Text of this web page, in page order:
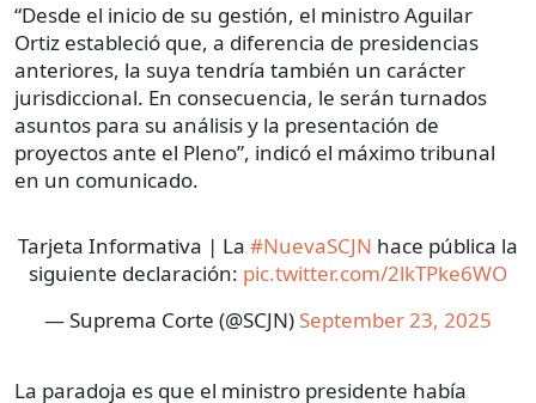
“Desde el inicio de su gestión, el ministro Aguilar
Ortiz estableció que, a diferencia de presidencias
anteriores, la suya tendría también un carácter
jurisdiccional. En consecuencia, le serán turnados
asuntos para su análisis y la presentación de
proyectos ante el Pleno”, indicó el máximo tribunal
en un comunicado.
Tarjeta Informativa | La #NuevaSCJN hace pública la
siguiente declaración: pic.twitter.com/2lkTPke6WO
— Suprema Corte (@SCJN) September 23, 2025
La paradoja es que el ministro presidente había